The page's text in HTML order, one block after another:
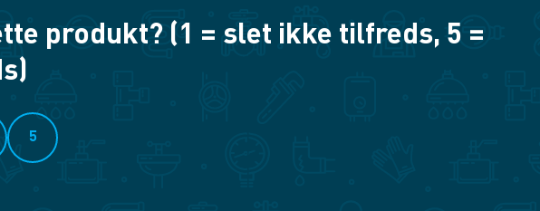
produkt? (1 = slet ikke tilfreds, 5 =
5